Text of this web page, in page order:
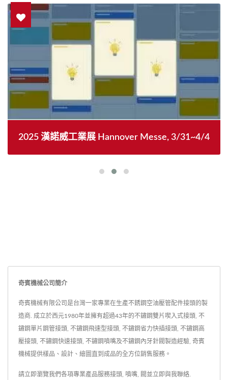
2025 漢諾威工業展 Hannover Messe, 3/31~4/4
奇賓機械公司簡介
奇賓機械有限公司是台灣一家專業在生產不銹鋼空油壓管配件接頭的製
造商. 成立於西元1980年並擁有超過43年的不鏽鋼雙片喫入式接頭, 不
鏽鋼單片鋼管接頭, 不鏽鋼飛速型接頭, 不鏽鋼省力快插接頭, 不鏽鋼高
壓接頭, 不鏽鋼快速接頭, 不鏽鋼噴嘴及不鏽鋼內牙針閥製造經驗, 奇賓
機械提供樣品、設計、繪圖直到成品的全方位銷售服務。
請立即瀏覽我們各項專業產品服務接頭 噴嘴 閥 並立即與我聯絡